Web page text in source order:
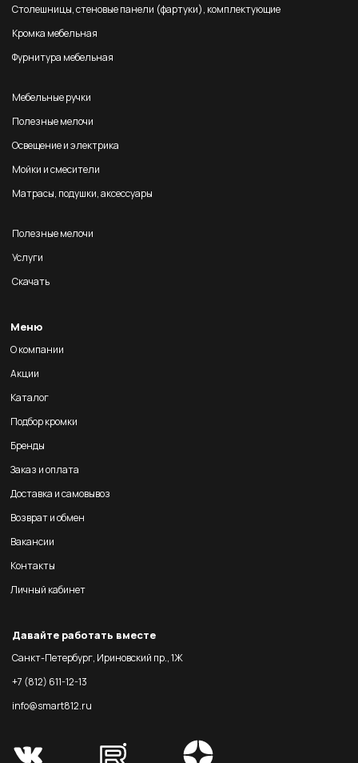
Столешницы, стеновые панели (фартуки), комплектующие
Кромка мебельная
Фурнитура мебельная
Мебельные ручки
Полезные мелочи
Освещение и электрика
Мойки и смесители
Матрасы, подушки, аксессуары
Полезные мелочи
Услуги
Скачать
Меню
О компании
Акции
Каталог
Подбор кромки
Бренды
Заказ и оплата
Доставка и самовывоз
Возврат и обмен
Вакансии
Контакты
Личный кабинет
Давайте работать вместе
Санкт-Петербург, Ириновский пр., 1Ж
+7 (812) 611-12-13
info@smart812.ru